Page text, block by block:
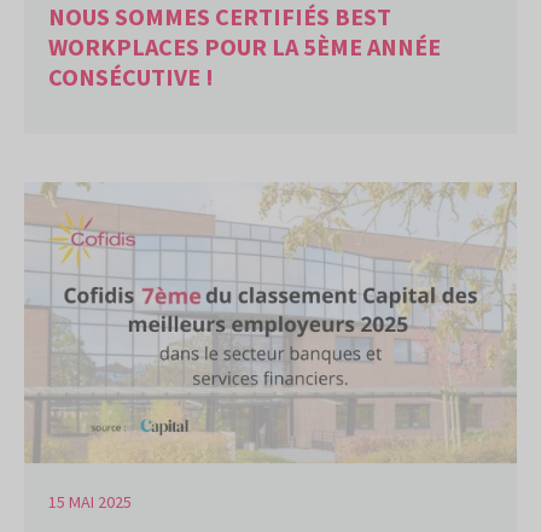
NOUS SOMMES CERTIFIÉS BEST
WORKPLACES POUR LA 5ÈME ANNÉE
CONSÉCUTIVE !
15 MAI 2025